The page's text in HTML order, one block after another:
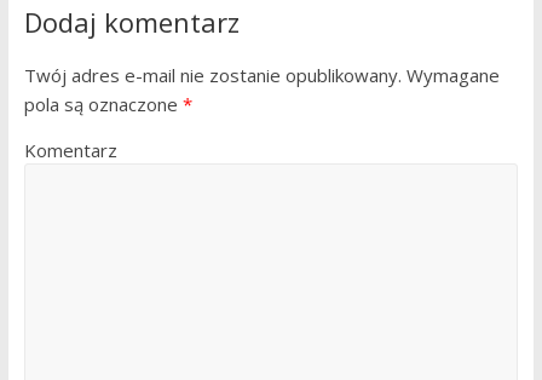
Dodaj komentarz
Twój adres e-mail nie zostanie opublikowany. Wymagane
pola są oznaczone *
Komentarz